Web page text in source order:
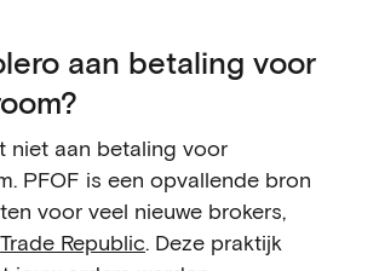
aan betaling voor
niet aan betaling voor
PFOF is een opvallende bron
voor veel nieuwe brokers,
Trade Republic. Deze praktijk